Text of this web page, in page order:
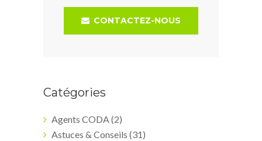
CONTACTEZ-NOUS
Catégories
Agents CODA(2)
Astuces & Conseils (31)